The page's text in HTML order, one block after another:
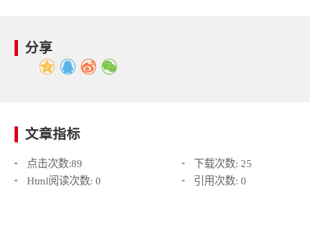
分享
文章指标
点击次数:89 下载次数: 25
Html阅读次数: 0 引用次数: 0